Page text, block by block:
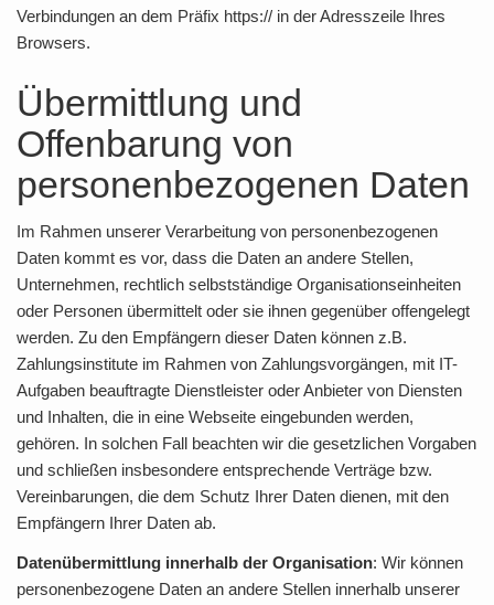
Verbindungen an dem Präfix https:// in der Adresszeile Ihres
Browsers.
Übermittlung und
Offenbarung von
personenbezogenen Daten
Im Rahmen unserer Verarbeitung von personenbezogenen
Daten kommt es vor, dass die Daten an andere Stellen,
Unternehmen, rechtlich selbstständige Organisationseinheiten
oder Personen übermittelt oder sie ihnen gegenüber offengelegt
werden. Zu den Empfängern dieser Daten können z.B.
Zahlungsinstitute im Rahmen von Zahlungsvorgängen, mit IT-
Aufgaben beauftragte Dienstleister oder Anbieter von Diensten
und Inhalten, die in eine Webseite eingebunden werden,
gehören. In solchen Fall beachten wir die gesetzlichen Vorgaben
und schließen insbesondere entsprechende Verträge bzw.
Vereinbarungen, die dem Schutz Ihrer Daten dienen, mit den
Empfängern Ihrer Daten ab.
Datenübermittlung innerhalb der Organisation: Wir können
personenbezogene Daten an andere Stellen innerhalb unserer